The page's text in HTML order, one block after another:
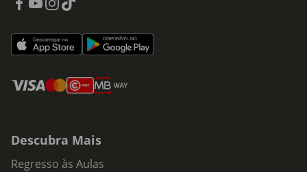
Descubra Mais
Regresso às Aulas